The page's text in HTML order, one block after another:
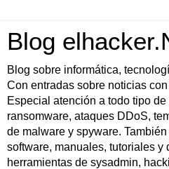
Blog
Blog sobre informática,
Con entradas sobre noticias
Especial atención a todo tipo
ransomware, ataques DDoS,
de malware y spyware.
software, manuales, tutoriales y
herramientas de sysadmin,